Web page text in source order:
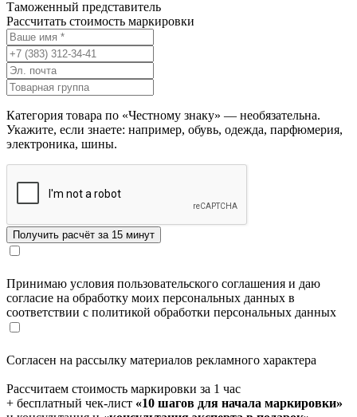
Таможенный представитель
Рассчитать стоимость маркировки
Категория товара по «Честному знаку» — необязательна.
Укажите, если знаете: например, обувь, одежда, парфюмерия,
электроника, шины.
Принимаю условия пользовательского соглашения и даю
согласие на обработку моих персональных данных в
соответствии с политикой обработки персональных данных
Согласен на рассылку материалов рекламного характера
Рассчитаем стоимость маркировки за 1 час
+ бесплатный чек-лист «10 шагов для начала маркировки»